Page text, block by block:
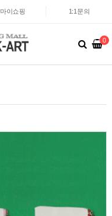
마이쇼핑 1:1문의
0